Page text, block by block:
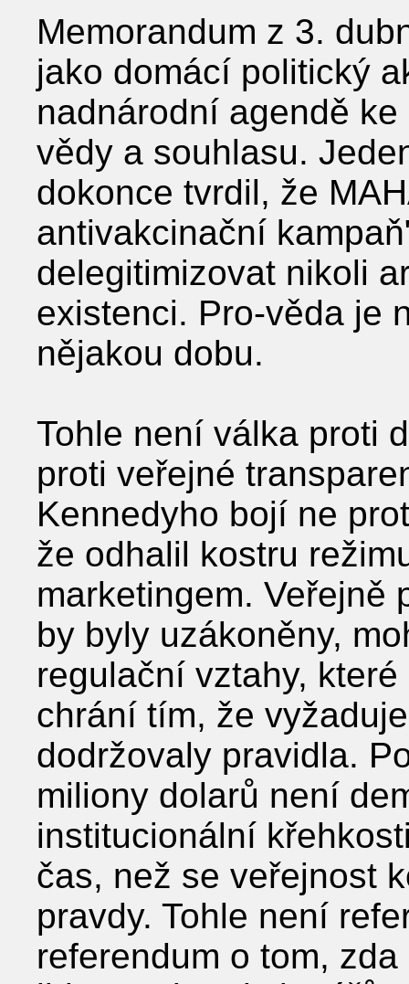
Memorandum z 3.
jako domácí politický
nadnárodní agendě
vědy a souhlasu.
dokonce tvrdil, že
antivakcinační
delegitimizovat nikoli
existenci. Pro-věda je
nějakou dobu.
Tohle není válka proti
proti veřejné
Kennedyho bojí ne
že odhalil kostru
marketingem. Veřejně
by byly uzákoněny,
regulační vztahy,
chrání tím, že
dodržovaly pravidla.
miliony dolarů není
institucionální
čas, než se veřejnost
pravdy. Tohle není
referendum o tom,